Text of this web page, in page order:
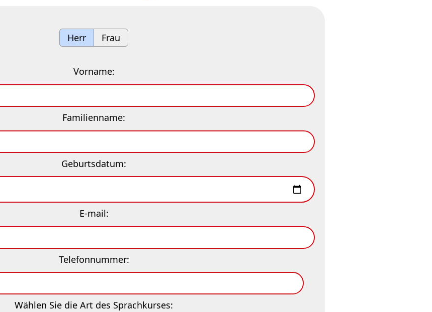
Herr Frau
Vorname:
Familienname:
Geburtsdatum:
E-mail:
Telefonnummer:
Wählen Sie die Art des Sprachkurses: